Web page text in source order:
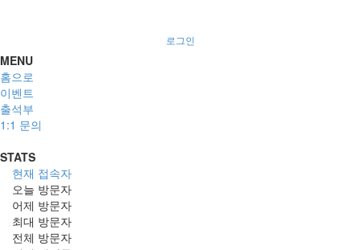
로그인
MENU
홈으로
이벤트
출석부
1:1 문의
STATS
현재 접속자
오늘 방문자
어제 방문자
최대 방문자
전체 방문자